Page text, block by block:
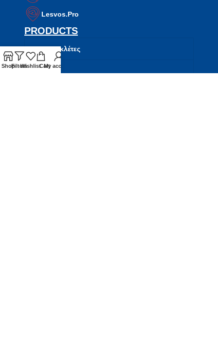
Lesvos.Pro
PRODUCTS
Μοτοσυκλέτες
Σκούτερ
ShopFiltersWishlistCartMy account